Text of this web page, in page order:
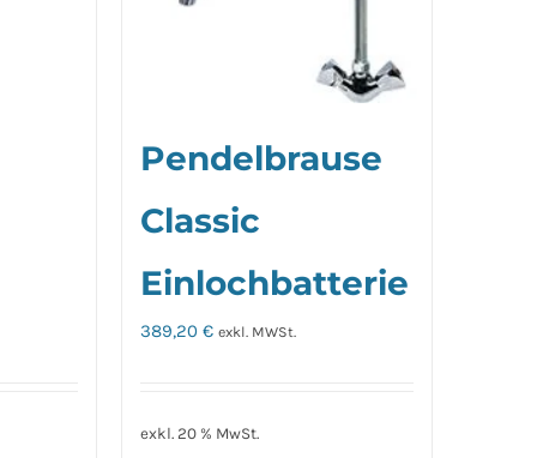
Pendelbrause
Classic
Einlochbatterie
389,20 € exkl. MWSt.
exkl. 20 % MwSt.